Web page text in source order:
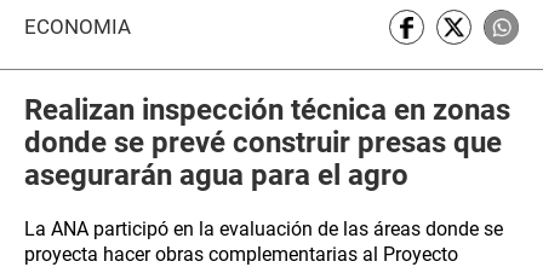
ECONOMÍA
Realizan inspección técnica en zonas
donde se prevé construir presas que
asegurarán agua para el agro
La ANA participó en la evaluación de las áreas donde se
proyecta hacer obras complementarias al Proyecto